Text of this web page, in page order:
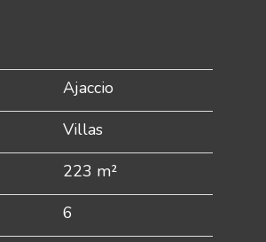
Ajaccio
Villas
223 m²
6